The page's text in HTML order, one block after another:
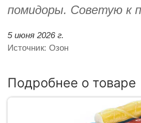
помидоры. Советую к
5 июня 2026 г.
Источник: Озон
Подробнее о товаре